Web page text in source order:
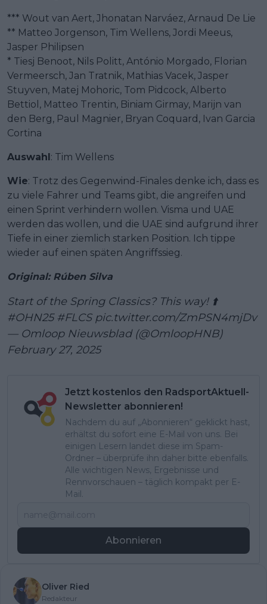
*** Wout van Aert, Jhonatan Narváez, Arnaud De Lie
** Matteo Jorgenson, Tim Wellens, Jordi Meeus,
Jasper Philipsen
* Tiesj Benoot, Nils Politt, António Morgado, Florian
Vermeersch, Jan Tratnik, Mathias Vacek, Jasper
Stuyven, Matej Mohoric, Tom Pidcock, Alberto
Bettiol, Matteo Trentin, Biniam Girmay, Marijn van
den Berg, Paul Magnier, Bryan Coquard, Ivan Garcia
Cortina
Auswahl : Tim Wellens
Wie: Trotz des Gegenwind-Finales denke ich, dass es
zu viele Fahrer und Teams gibt, die angreifen und
einen Sprint verhindern wollen. Visma und UAE
werden das wollen, und die UAE sind aufgrund ihrer
Tiefe in einer ziemlich starken Position. Ich tippe
wieder auf einen späten Angriffssieg.
Original: Rúben Silva
Start of the Spring Classics? This way! ⬆️
#OHN25 #FLCS pic.twitter.com/ZmPSN4mjDv
— Omloop Nieuwsblad (@OmloopHNB)
February 27, 2025
Jetzt kostenlos den RadsportAktuell-
Newsletter abonnieren!
Nachdem du auf „Abonnieren“ geklickt hast,
erhältst du sofort eine E-Mail von uns. Bei
einigen Lesern landet diese im Spam-
Ordner – überprüfe ihn daher bitte ebenfalls.
Alle wichtigen News, Ergebnisse und
Rennvorschauen – täglich kompakt per E-
Mail.
Abonnieren
Oliver Ried
Redakteur